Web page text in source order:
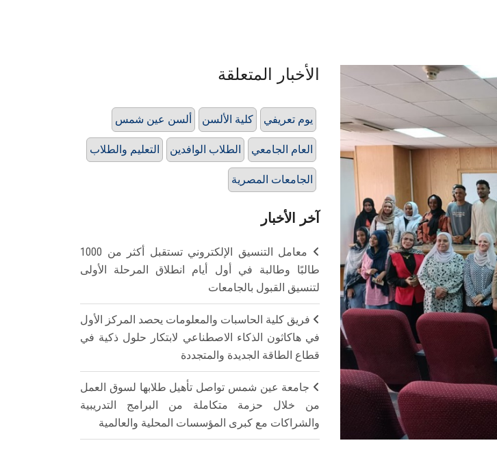
الأخبار المتعلقة
ألسن عين شمس كلية الألسن يوم تعريفي
التعليم والطلاب الطلاب الوافدين العام الجامعي
الجامعات المصرية
آخر الأخبار
معامل التنسيق الإلكتروني تستقبل أكثر من 1000
طالبًا وطالبة في أول أيام انطلاق المرحلة الأولى
لتنسيق القبول بالجامعات
فريق كلية الحاسبات والمعلومات يحصد المركز الأول
في هاكاثون الذكاء الاصطناعي لابتكار حلول ذكية في
قطاع الطاقة الجديدة والمتجددة
جامعة عين شمس تواصل تأهيل طلابها لسوق العمل
من خلال حزمة متكاملة من البرامج التدريبية
والشراكات مع كبرى المؤسسات المحلية والعالمية